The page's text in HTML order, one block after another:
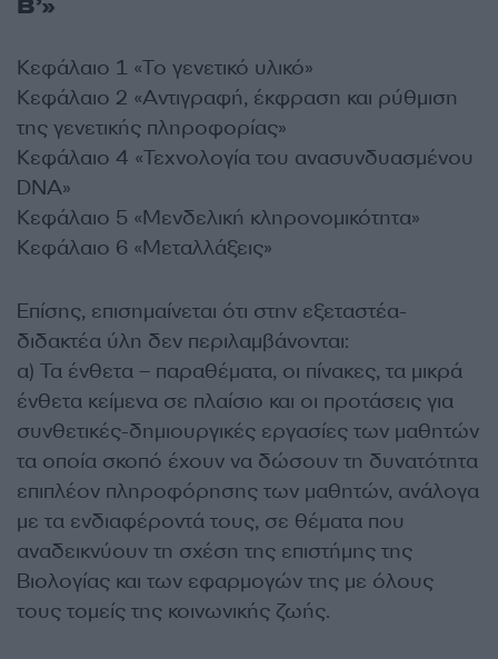
Κεφάλαιο 1 «Το γενετικό υλικό»
Κεφάλαιο 2 «Αντιγραφή, έκφραση και ρύθμιση
της γενετικής πληροφορίας»
Κεφάλαιο 4 «Τεχνολογία του ανασυνδυασμένου
DNA»
Κεφάλαιο 5 «Μενδελική κληρονομικότητα»
Κεφάλαιο 6 «Μεταλλάξεις»
Επίσης, επισημαίνεται ότι στην εξεταστέα-
διδακτέα ύλη δεν περιλαμβάνονται:
α) Τα ένθετα – παραθέματα, οι πίνακες, τα μικρά
ένθετα κείμενα σε πλαίσιο και οι προτάσεις για
συνθετικές-δημιουργικές εργασίες των μαθητών
τα οποία σκοπό έχουν να δώσουν τη δυνατότητα
επιπλέον πληροφόρησης των μαθητών, ανάλογα
με τα ενδιαφέροντά τους, σε θέματα που
αναδεικνύουν τη σχέση της επιστήμης της
Βιολογίας και των εφαρμογών της με όλους
τους τομείς της κοινωνικής ζωής.